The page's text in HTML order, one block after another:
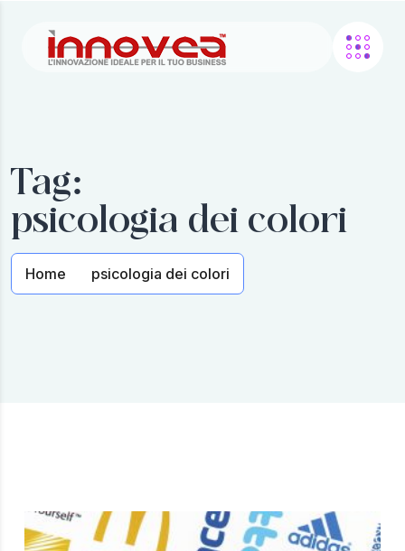
Tag:
psicologia dei colori
Home psicologia dei colori